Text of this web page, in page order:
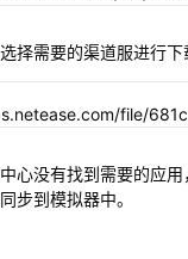
择需要的渠道服进行下
心没有找到需要的应用
步到模拟器中。